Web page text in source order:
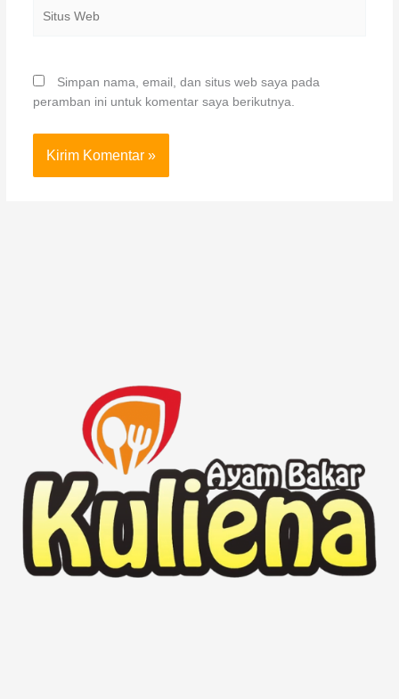
Web
Simpan nama, email, dan situs web saya pada
peramban ini untuk komentar saya berikutnya.